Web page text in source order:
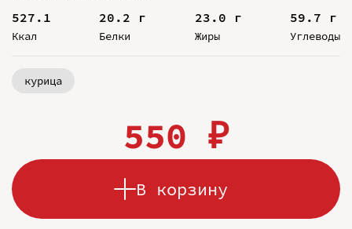
527.1
Ккал
20.2 г
Белки
23.0 г
Жиры
59.7 г
Углеводы
курица
550 ₽
В корзину